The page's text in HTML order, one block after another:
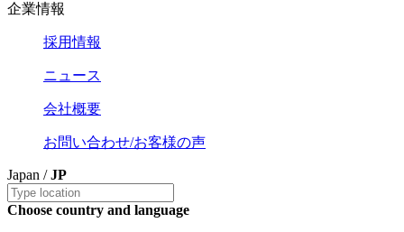
企業情報
採用情報
ニュース
会社概要
お問い合わせ/お客様の声
Japan /JP
Choose country and language